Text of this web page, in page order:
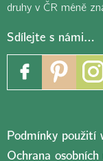
druhy v ČR méně
Sdílejte s námi…
Podmínky použití
Ochrana osobních